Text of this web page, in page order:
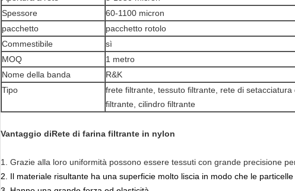
Spessore
60-1100 micron
pacchetto
pacchetto rotolo
Commestibile
sì
MOQ
1 metro
Nome della banda
R&K
Tipo
frete filtrante, tessuto filtrante, rete di
filtrante, cilindro filtrante
Vantaggio diRete di farina filtrante in nylon
1. Grazie alla loro uniformità possono essere tessuti con grande precisione
2. Il materiale risultante ha una superficie molto liscia in modo che le